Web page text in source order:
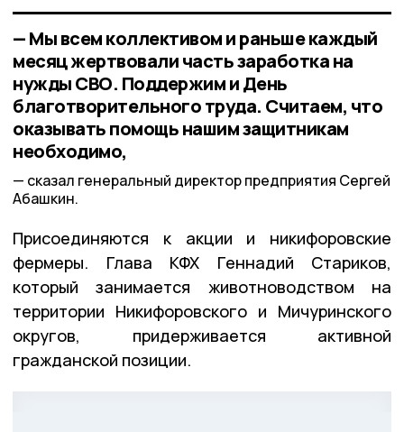
— Мы всем коллективом и раньше каждый
месяц жертвовали часть заработка на
нужды СВО. Поддержим и День
благотворительного труда. Считаем, что
оказывать помощь нашим защитникам
необходимо,
сказал генеральный директор предприятия Сергей
Абашкин.
Присоединяются к акции и никифоровские
фермеры. Глава КФХ Геннадий Стариков,
который занимается животноводством на
территории Никифоровского и Мичуринского
округов, придерживается активной
гражданской позиции.